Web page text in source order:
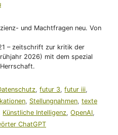
und Machtfragen neu. Von
– zeitschrift zur kritik der
2026) mit dem spezial
,futur 3,futur iii,
, Stellungnahmen, texte
Künstliche Intelligenz,OpenAI,
ChatGPT